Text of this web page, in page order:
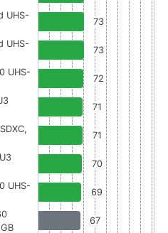
UHS-
73
UHS-
73
UHS-
72
71
71
70
UHS-
69
67